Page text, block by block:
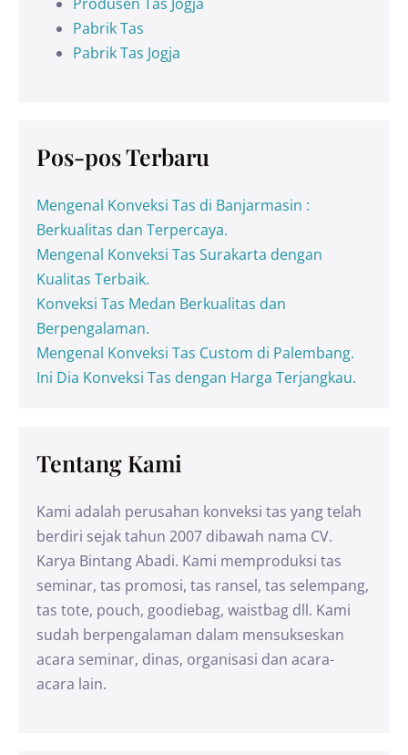
Pabrik Tas
Pabrik Tas Jogja
Pos-pos Terbaru
Mengenal Konveksi Tas di Banjarmasin :
Berkualitas dan Terpercaya.
Mengenal Konveksi Tas Surakarta dengan
Kualitas Terbaik.
Konveksi Tas Medan Berkualitas dan
Berpengalaman.
Mengenal Konveksi Tas Custom di Palembang.
Ini Dia Konveksi Tas dengan Harga Terjangkau.
Tentang Kami
Kami adalah perusahan konveksi tas yang telah
berdiri sejak tahun 2007 dibawah nama CV.
Karya Bintang Abadi. Kami memproduksi tas
seminar, tas promosi, tas ransel, tas selempang,
tas tote, pouch, goodiebag, waistbag dll. Kami
sudah berpengalaman dalam mensukseskan
acara seminar, dinas, organisasi dan acara-
acara lain.